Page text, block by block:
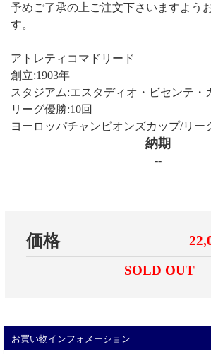
予めご了承の上ご注文下さいますよう
す。
アトレティコマドリード
創立:1903年
スタジアム:エスタディオ・ビセンテ・
リーグ優勝:10回
ヨーロッパチャンピオンズカップ/リー
納期
--
価格
SOLD OUT
お買い物インフォメーション